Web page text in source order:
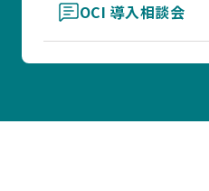
OCI 導入相談会